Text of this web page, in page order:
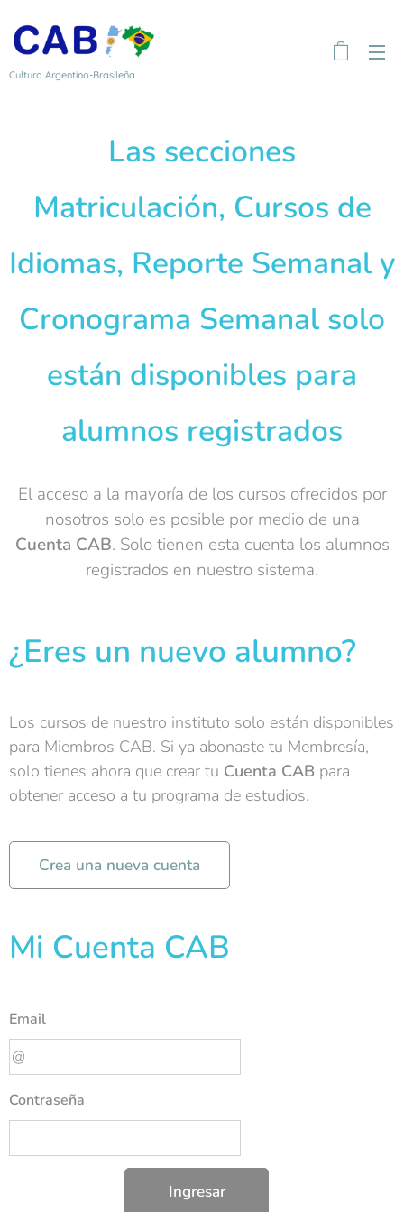
Cultura Argentino-Brasileña
Las secciones
Matriculación, Cursos de
Idiomas, Reporte Semanal y
Cronograma Semanal solo
están disponibles para
alumnos registrados
El acceso a la mayoría de los cursos ofrecidos por
nosotros solo es posible por medio de una
Cuenta CAB. Solo tienen esta cuenta los alumnos
registrados en nuestro sistema.
¿Eres un nuevo alumno?
Los cursos de nuestro instituto solo están disponibles
para Miembros CAB. Si ya abonaste tu Membresía,
solo tienes ahora que crear tu Cuenta CAB para
obtener acceso a tu programa de estudios.
Crea una nueva cuenta
Mi Cuenta CAB
Email
Contraseña
Ingresar